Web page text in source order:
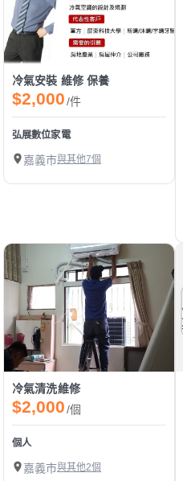
冷氣安裝 維修 保養
$2,000/件
弘展數位家電
嘉義市與其他7個
冷氣清洗維修
$2,000/個
個人
嘉義市與其他2個